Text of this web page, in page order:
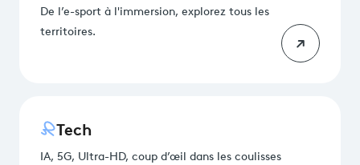
De l’e-sport à l'immersion, explorez tous les
territoires.
Tech
IA, 5G, Ultra-HD, coup d’œil dans les coulisses